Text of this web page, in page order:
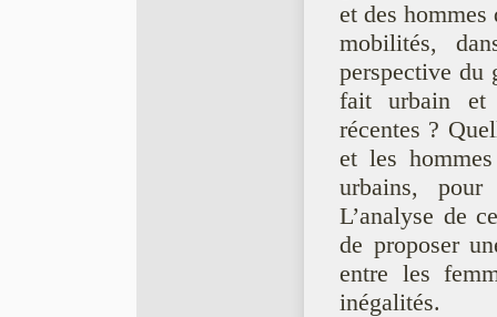
et des
mobilités,
perspective du
fait urbain et
récentes ?
et les
urbains,
L’analyse de
de proposer
entre les
inégalités.